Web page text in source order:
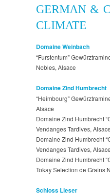
GERMAN &
CLIMATE
Domaine Weinbach
“Furstentum”
Nobles, Alsace
Domaine Zind Humbrecht
“Heimbourg”
Alsace
Domaine Zind Humbrecht
Vendanges Tardives, Alsace
Domaine Zind Humbrecht
Vendanges Tardives, Alsace
Domaine Zind Humbrecht
Tokay Selection de Grains
Schloss Lieser